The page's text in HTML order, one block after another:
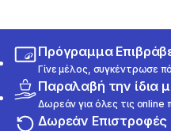
Πρόγραμμα
Γίνε μέλος, συγκέντρωσε
Παραλαβή την ίδια
Δωρεάν για όλες τις online
Δωρεάν Επιστροφές